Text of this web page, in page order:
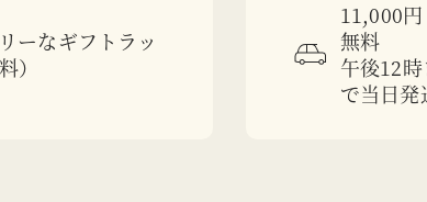
ーなギフトラッ
）
11,000
無料
午後12
で当日発